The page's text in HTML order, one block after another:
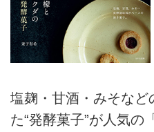
塩麹・甘酒・みそなど
た“発酵菓子”が人気の